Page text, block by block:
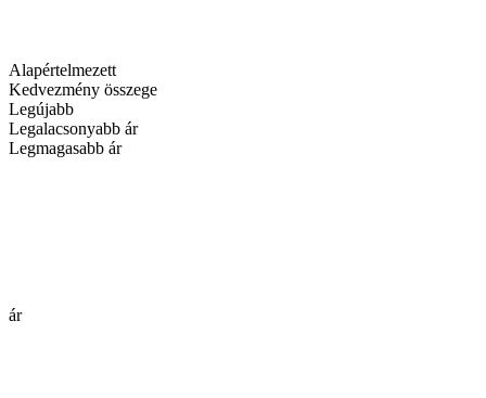
Alapértelmezett
Kedvezmény összege
Legújabb
Legalacsonyabb ár
Legmagasabb ár
ár